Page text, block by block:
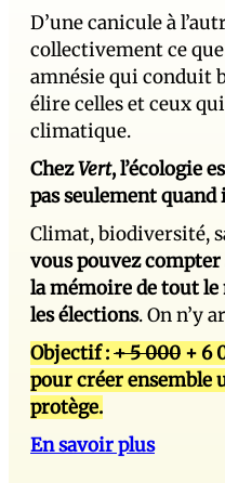
D’une canicule à
collectivement ce
amnésie qui conduit
élire celles et ceux
climatique.
ChezVert, l’écologie
pas seulement
Climat, biodiversité,
vous pouvez
la mémoire de tout
les élections. On n’y
Objectif :+ 5 000 + 6
pour créer ensemble
protège.
En savoir plus